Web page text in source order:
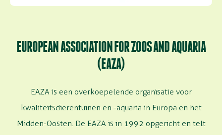
EUROPEAN ASSOCIATION FOR ZOOS AND AQUARIA
(EAZA)
EAZA is een overkoepelende organisatie voor
kwaliteitsdierentuinen en -aquaria in Europa en het
Midden-Oosten. De EAZA is in 1992 opgericht en telt